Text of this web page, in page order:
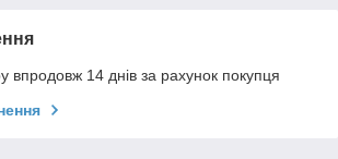
впродовж 14 днів за рахунок покупця